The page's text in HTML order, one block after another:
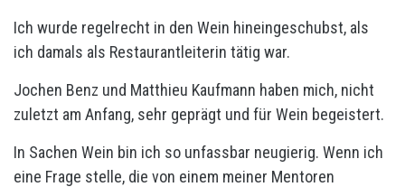
Ich wurde regelrecht in den Wein hineingeschubst, als
ich damals als Restaurantleiterin tätig war.
Jochen Benz und Matthieu Kaufmann haben mich, nicht
zuletzt am Anfang, sehr geprägt und für Wein begeistert.
In Sachen Wein bin ich so unfassbar neugierig. Wenn ich
eine Frage stelle, die von einem meiner Mentoren